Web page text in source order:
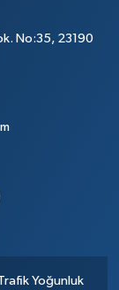
No:35, 23190
Yoğunluk